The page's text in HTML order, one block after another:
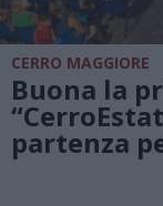
CERRO MAGGIORE
Buona la
partenza